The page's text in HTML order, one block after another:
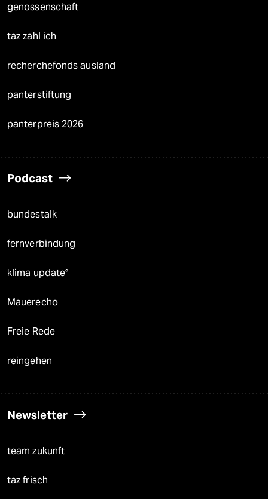
genossenschaft
taz zahl ich
recherchefonds ausland
panterstiftung
panterpreis 2026
Podcast
bundestalk
fernverbindung
klima update°
Mauerecho
Freie Rede
reingehen
Newsletter
team zukunft
taz frisch